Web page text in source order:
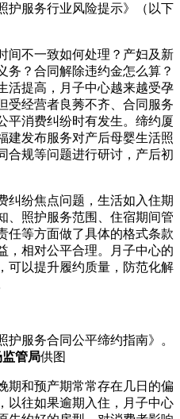
护服务行业风险提示》（以下
间不一致如何处理？产妇及新
务？合同解除违约金怎么算？
活提高，月子中心越来越受孕
受经营者良莠不齐、合同服务
平消费纠纷时有发生。缔约厦
建发布服务对产后母婴生活照
合规等问题进行研讨，产后初
纠纷焦点问题，生活如入住期
、照护服务范围、住宿期间管
任等方面做了具体的格式条款
，相对公平合理。月子中心的
可以提升履约质量，防范化解
服务合同公平缔约指南》。
监管局供图
期和预产期常常存在几日的偏
以往如果逾期入住，月子中心